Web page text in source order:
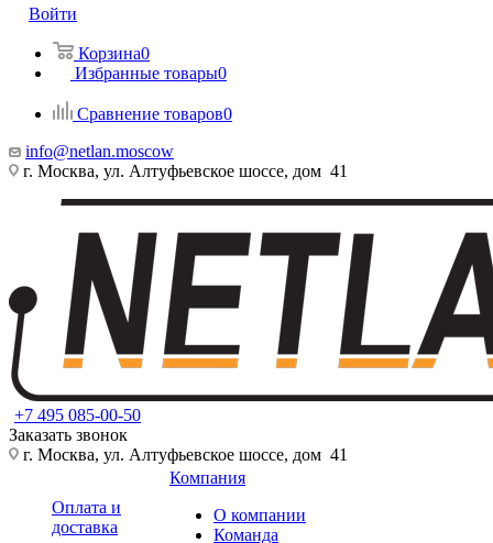
Войти
Корзина0
Избранные товары0
Сравнение товаров0
info@netlan.moscow
г. Москва, ул. Алтуфьевское шоссе, дом 41
+7 495 085-00-50
Заказать звонок
г. Москва, ул. Алтуфьевское шоссе, дом 41
Оплата и
доставка
Компания
О компании
Команда